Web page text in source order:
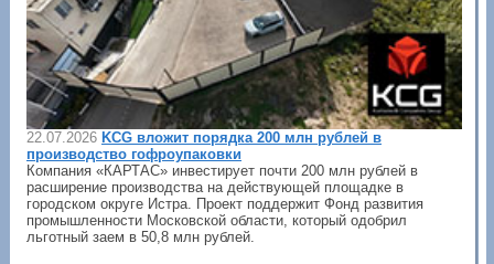
22.07.2026 KCG вложит порядка 200 млн рублей в
производство гофроупаковки
Компания «КАРТАС» инвестирует почти 200 млн рублей в
расширение производства на действующей площадке в
городском округе Истра. Проект поддержит Фонд развития
промышленности Московской области, который одобрил
льготный заем в 50,8 млн рублей.